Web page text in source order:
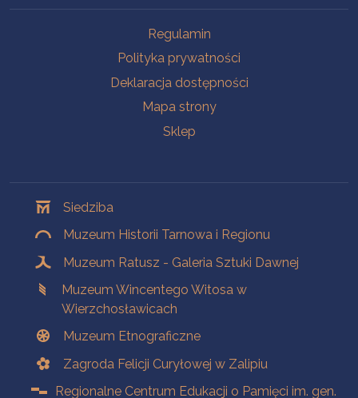
Regulamin
Polityka prywatności
Deklaracja dostępności
Mapa strony
Sklep
Siedziba
Muzeum Historii Tarnowa i Regionu
Muzeum Ratusz - Galeria Sztuki Dawnej
Muzeum Wincentego Witosa w
Wierzchosławicach
Muzeum Etnograficzne
Zagroda Felicji Curyłowej w Zalipiu
Regionalne Centrum Edukacji o Pamięci im. gen.